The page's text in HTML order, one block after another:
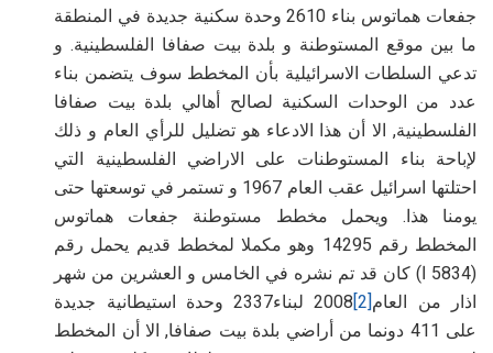
جفعات هماتوس بناء 2610 وحدة سكنية جديدة في المنطقة
ما بين موقع المستوطنة و بلدة بيت صفافا الفلسطينية. و
تدعي السلطات الاسرائيلية بأن المخطط سوف يتضمن بناء
عدد من الوحدات السكنية لصالح أهالي بلدة بيت صفافا
الفلسطينية, الا أن هذا الادعاء هو تضليل للرأي العام و ذلك
لإباحة بناء المستوطنات على الاراضي الفلسطينية التي
احتلتها اسرائيل عقب العام 1967 و تستمر في توسعتها حتى
يومنا هذا. ويحمل مخطط مستوطنة جفعات هماتوس
المخطط رقم 14295 وهو مكملا لمخطط قديم يحمل رقم
(5834 ا) كان قد تم نشره في الخامس و العشرين من شهر
اذار من العام[2]
2008 لبناء2337 وحدة استيطانية جديدة
على 411 دونما من أراضي بلدة بيت صفافا, الا أن المخطط